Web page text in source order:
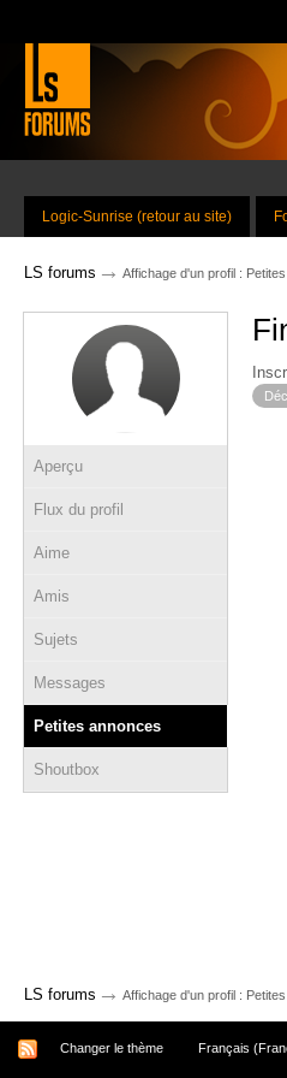
Logic-Sunrise (retour au site)
LS forums → Affichage d'un profil :
Aperçu
Flux du profil
Aime
Amis
Sujets
Messages
Petites annonces
Shoutbox
LS forums → Affichage d'un profil :
Changer le thème Français